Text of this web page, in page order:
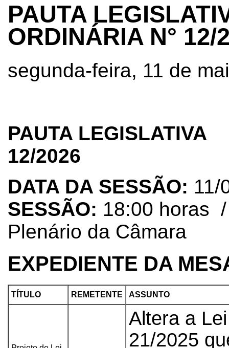
PAUTA
ORDINÁRIA N° 12/
segunda-feira, 11 de
PAUTA LEGISLATIVA
12/2026
DATA DA SESSÃO:
SESSÃO: 18:00
Plenário da Câmara
EXPEDIENTE DA
TÍTULO REMETENTE ASSUNTO
Altera a
21/2025